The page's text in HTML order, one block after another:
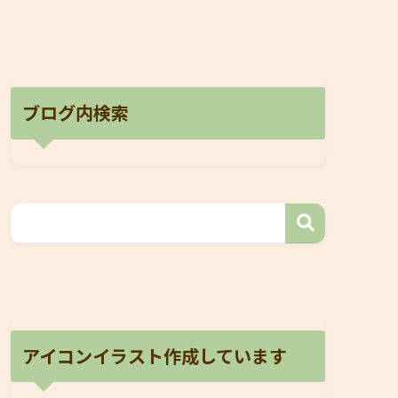
ブログ内検索
アイコンイラスト作成しています